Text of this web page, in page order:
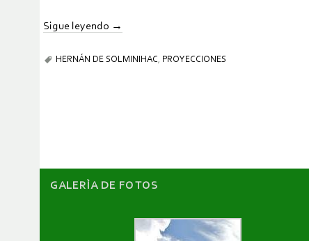
Sigue leyendo →
HERNÁN DE SOLMINIHAC, PROYECCIONES
GALERÌA DE FOTOS